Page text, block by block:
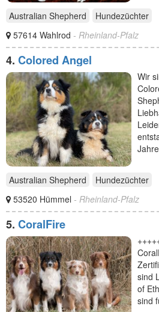
Australian Shepherd
Hundezüchter
57614 Wahlrod - Rheinland-Pfalz
4. Colored Angel
Wir
Australian Shepherd
Hundezüchter
53520 Hümmel - Rheinland-Pfalz
5. CoralFire
sind
of
sind